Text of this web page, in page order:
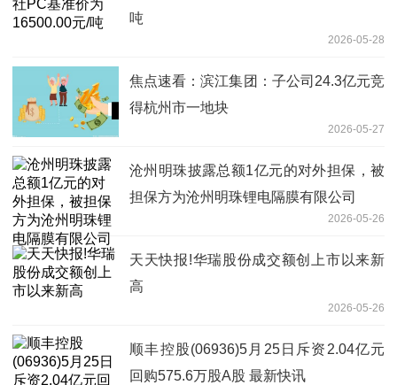
吨
2026-05-28
焦点速看：滨江集团：子公司24.3亿元竞
得杭州市一地块
2026-05-27
沧州明珠披露总额1亿元的对外担保，被
担保方为沧州明珠锂电隔膜有限公司
2026-05-26
天天快报!华瑞股份成交额创上市以来新
高
2026-05-26
顺丰控股(06936)5月25日斥资2.04亿元
回购575.6万股A股 最新快讯